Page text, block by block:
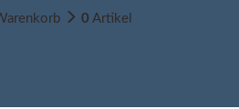
0 Artikel